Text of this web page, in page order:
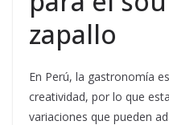
zapallo
En Perú, la gastronomía
creatividad, por lo que
variaciones que pueden